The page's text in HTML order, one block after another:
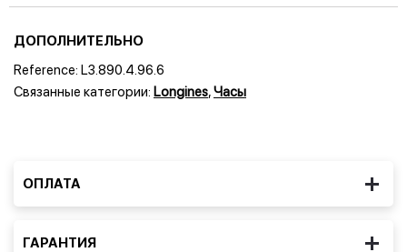
ДОПОЛНИТЕЛЬНО
Reference: L3.890.4.96.6
Связанные категории: Longines,Часы
ОПЛАТА
ГАРАНТИЯ